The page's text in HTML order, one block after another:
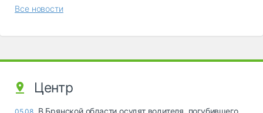
Все новости
Центр
В Брянской области осудят водителя, погубившего